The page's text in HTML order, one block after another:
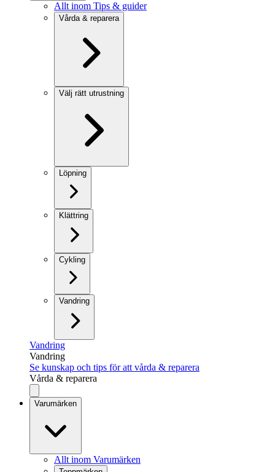
Allt inom Tips & guider
Vårda & reparera
Välj rätt utrustning
Löpning
Klättring
Cykling
Vandring
Vandring
Vandring
Se kunskap och tips för att vårda & reparera
Vårda & reparera
Varumärken
Allt inom Varumärken